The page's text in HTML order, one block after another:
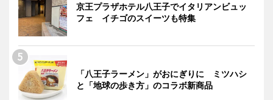
京王プラザホテル八王子でイタリアンビュッ
フェ イチゴのスイーツも特集
「八王子ラーメン」がおにぎりに ミツハシ
と「地球の歩き方」のコラボ新商品